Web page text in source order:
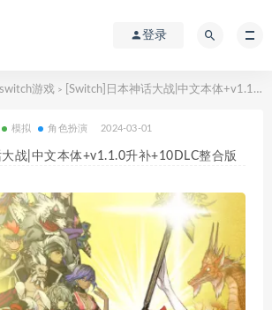
登录
switch游戏 > [Switch]日本神话大战|中文本体+v1.1.0升补+10DLC整合版
模拟 角色扮演 2024-03-01
战|中文本体+v1.1.0升补+10DLC整合版